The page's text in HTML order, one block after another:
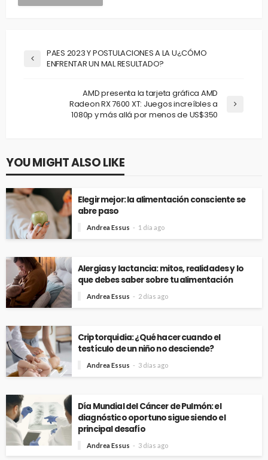
PAES 2023 Y POSTULACIONES A LA U¿CÓMO
ENFRENTAR UN MAL RESULTADO?
AMD presenta la tarjeta gráfica AMD
Radeon RX 7600 XT: Juegos increíbles a
1080p y más allá por menos de US$350
YOU MIGHT ALSO LIKE
Elegir mejor: la alimentación consciente se
abre paso
Andrea Essus 1 día ago
Alergias y lactancia: mitos, realidades y lo
que debes saber sobre tu alimentación
Andrea Essus 2 días ago
Criptorquidia: ¿Qué hacer cuando el
testículo de un niño no desciende?
Andrea Essus 3 días ago
Día Mundial del Cáncer de Pulmón: el
diagnóstico oportuno sigue siendo el
principal desafío
Andrea Essus 3 días ago